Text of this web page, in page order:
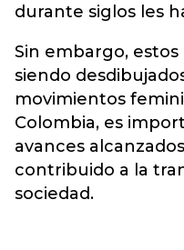
durante siglos les
Sin embargo,
siendo
movimientos
Colombia, es
avances
contribuido a la
sociedad.